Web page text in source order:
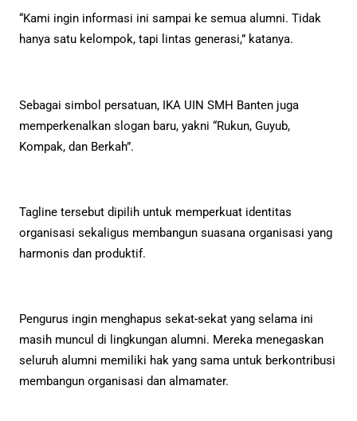
“Kami ingin informasi ini sampai ke semua alumni. Tidak
hanya satu kelompok, tapi lintas generasi,” katanya.
Sebagai simbol persatuan, IKA UIN SMH Banten juga
memperkenalkan slogan baru, yakni “Rukun, Guyub,
Kompak, dan Berkah”.
Tagline tersebut dipilih untuk memperkuat identitas
organisasi sekaligus membangun suasana organisasi yang
harmonis dan produktif.
Pengurus ingin menghapus sekat-sekat yang selama ini
masih muncul di lingkungan alumni. Mereka menegaskan
seluruh alumni memiliki hak yang sama untuk berkontribusi
membangun organisasi dan almamater.